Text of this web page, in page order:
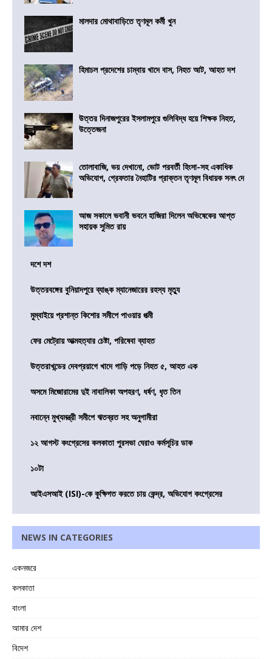
মালদার মোথাবাড়িতে তৃণমূল কর্মী খুন
হিমাচল প্রদেশের চাম্বায় খাদে বাস, নিহত আট, আহত দশ
উত্তর দিনাজপুরের ইসলামপুরে গুলিবিদ্ধ হয়ে শিক্ষক নিহত,
উত্তেজনা
তোলাবাজি, ভয় দেখানো, ভোট পরবর্তী হিংসা-সহ একাধিক
অভিযোগ, গ্রেফতার নৈহাটির প্রাক্তন তৃণমূল বিধায়ক সনৎ দে
আজ সকালে ভবানী ভবনে হাজিরা দিলেন অভিষেকের আপ্ত
সহায়ক সুমিত রায়
দশে দশ
উত্তরবঙ্গের বুনিয়াদপুরে ব্যাঙ্ক ম্যানেজারের রহস্য মৃত্যু
মুম্বাইয়ে প্রশান্ত কিশোর সমীপে পাওয়ার পত্মী
ফের মেট্রোয় আত্মহত্যার চেষ্টা, পরিষেবা ব্যাহত
উত্তরাখন্ডের দেবপ্রয়াগে খাদে গাড়ি পড়ে নিহত ৫, আহত এক
অসমে মিজোরামের দুই নাবালিকা অপহরণ, ধর্ষণ, ধৃত তিন
নবান্নে মুখ্যমন্ত্রী সমীপে ঋতব্রত সহ অনুগামীরা
১২ আগস্ট কংগ্রেসের কলকাতা পুরসভা ঘেরাও কর্মসূচির ডাক
১০টা
আইএসআই (ISI)-কে কুক্ষিগত করতে চায় কেন্দ্র, অভিযোগ কংগ্রেসের
NEWS IN CATEGORIES
একনজরে
কলকাতা
বাংলা
আমার দেশ
বিদেশ